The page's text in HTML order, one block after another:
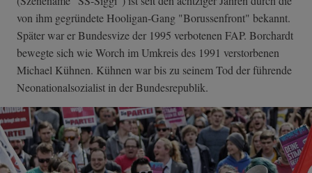
von ihm gegründete Hooligan-Gang "Borussenfront" bekannt.
Später war er Bundesvize der 1995 verbotenen FAP. Borchardt
bewegte sich wie Worch im Umkreis des 1991 verstorbenen
Michael Kühnen. Kühnen war bis zu seinem Tod der führende
Neonationalsozialist in der Bundesrepublik.